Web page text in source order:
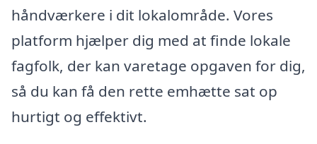
håndværkere i dit lokalområde. Vores
platform hjælper dig med at finde lokale
fagfolk, der kan varetage opgaven for dig,
så du kan få den rette emhætte sat op
hurtigt og effektivt.